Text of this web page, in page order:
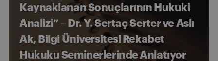
Kaynaklanan Sonuçlarının Hukuki
Analizi” – Dr. Y. Sertaç Serter ve Aslı
Ak, Bilgi Üniversitesi Rekabet
Hukuku Seminerlerinde Anlatıyor